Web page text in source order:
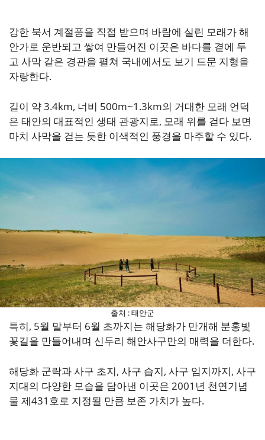
강한 북서 계절풍을 직접 받으며 바람에 실린 모래가 해
안가로 운반되고 쌓여 만들어진 이곳은 바다를 곁에 두
고 사막 같은 경관을 펼쳐 국내에서도 보기 드문 지형을
자랑한다.
길이 약 3.4km, 너비 500m~1.3km의 거대한 모래 언덕
은 태안의 대표적인 생태 관광지로, 모래 위를 걷다 보면
마치 사막을 걷는 듯한 이색적인 풍경을 마주할 수 있다.
출처 : 태안군
특히, 5월 말부터 6월 초까지는 해당화가 만개해 분홍빛
꽃길을 만들어내며 신두리 해안사구만의 매력을 더한다.
해당화 군락과 사구 초지, 사구 습지, 사구 임지까지, 사구
지대의 다양한 모습을 담아낸 이곳은 2001년 천연기념
물 제431호로 지정될 만큼 보존 가치가 높다.